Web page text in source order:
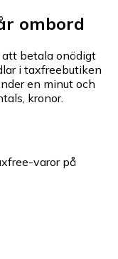
ombord
att betala onödigt
i taxfreebutiken
en minut och
kronor.
varor på